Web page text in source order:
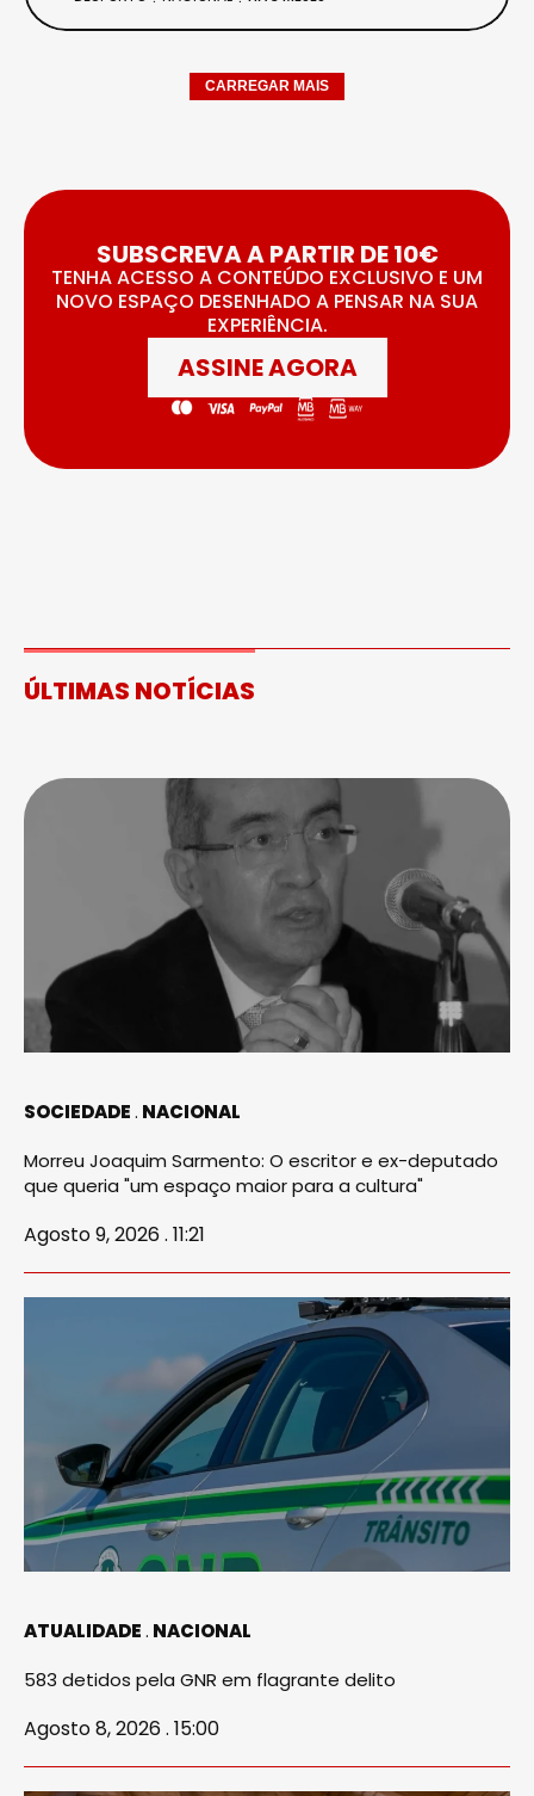
CARREGAR MAIS
SUBSCREVA A PARTIR DE 10€
TENHA ACESSO A CONTEÚDO EXCLUSIVO E UM
NOVO ESPAÇO DESENHADO A PENSAR NA SUA
EXPERIÊNCIA.
ASSINE AGORA
ÚLTIMAS NOTÍCIAS
SOCIEDADE NACIONAL
Morreu Joaquim Sarmento: O escritor e ex-deputado
que queria "um espaço maior para a cultura"
Agosto 9, 2026 . 11:21
ATUALIDADE NACIONAL
583 detidos pela GNR em flagrante delito
Agosto 8, 2026 . 15:00